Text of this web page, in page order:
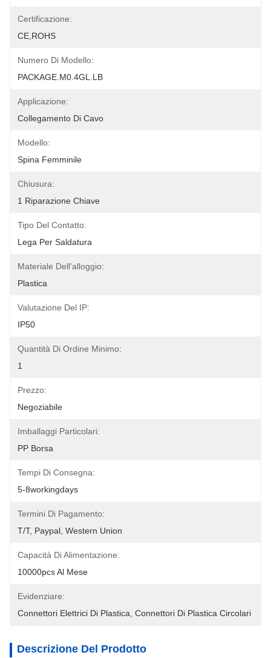
Certificazione:
CE,ROHS
Numero Di Modello:
PACKAGE.M0.4GL.LB
Applicazione:
Collegamento Di Cavo
Modello:
Spina Femminile
Chiusura:
1 Riparazione Chiave
Tipo Del Contatto:
Lega Per Saldatura
Materiale Dell'alloggio:
Plastica
Valutazione Del IP:
IP50
Quantità Di Ordine Minimo:
1
Prezzo:
Negoziabile
Imballaggi Particolari:
PP Borsa
Tempi Di Consegna:
5-8workingdays
Termini Di Pagamento:
T/T, Paypal, Western Union
Capacità Di Alimentazione:
10000pcs Al Mese
Evidenziare:
Connettori Elettrici Di Plastica Connettori Di Plastica Circolari
Descrizione Del Prodotto